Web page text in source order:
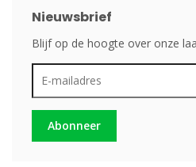
Nieuwsbrief
Blijf op de hoogte over onze
Abonneer